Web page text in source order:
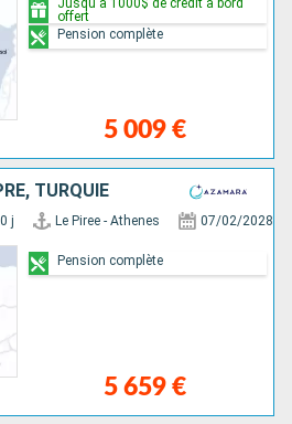
5 009 €
Jusqu'à 1000$ de crédit à bord
offert
Pension complète
TURQUIE
j Le Piree - Athenes 07/02/2028
5 659 €
Pension complète